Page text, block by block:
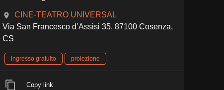
CINE-TEATRO UNIVERSAL
Via San Francesco d’Assisi 35, 87100 Cosenza,
CS
ingresso gratuito proiezione
Copy link